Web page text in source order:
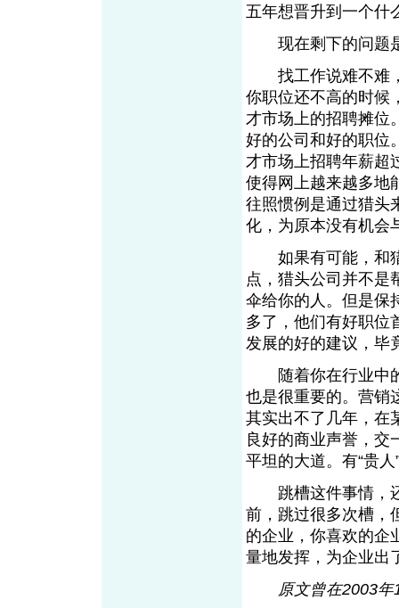
五年想晋升到一个什
现在剩下的问题
找工作说难不难，
你职位还不高的时候
才市场上的招聘摊位
好的公司和好的职位
才市场上招聘年薪超
使得网上越来越多地
往照惯例是通过猎头
化，为原本没有机会
如果有可能，和猎
点，猎头公司并不是
伞给你的人。但是保
多了，他们有好职位
发展的好的建议，毕
随着你在行业中的
也是很重要的。营销
其实出不了几年，在
良好的商业声誉，交
平坦的大道。有“贵
跳槽这件事情，还
前，跳过很多次槽，
的企业，你喜欢的企
量地发挥，为企业出
原文曾在2003